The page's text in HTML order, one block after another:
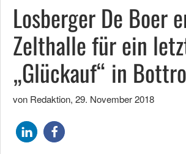
Losberger De Boer
Zelthalle für ein
„Glückauf“ in
von Redaktion, 29. November 2018